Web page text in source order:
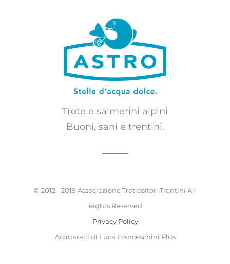
Trote e salmerini alpini
Buoni, sani e trentini.
© 2012 - 2019 Associazione Troticoltori Trentini All
Rights Reserved
Privacy Policy
Acquarelli di Luca Franceschini Plus